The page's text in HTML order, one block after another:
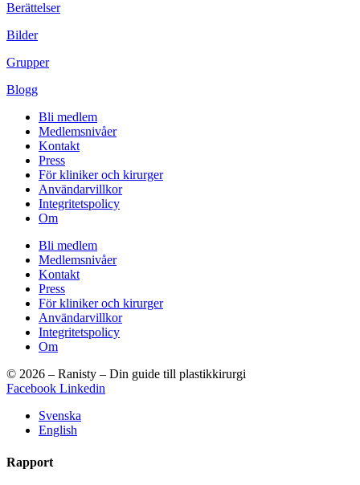
Berättelser
Bilder
Grupper
Blogg
Bli medlem
Medlemsnivåer
Kontakt
Press
För kliniker och kirurger
Användarvillkor
Integritetspolicy
Om
Bli medlem
Medlemsnivåer
Kontakt
Press
För kliniker och kirurger
Användarvillkor
Integritetspolicy
Om
© 2026 – Ranisty – Din guide till plastikkirurgi
Facebook Linkedin
Svenska
English
Rapport